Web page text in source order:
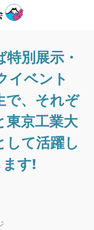
別展示・
イベント
で、それぞ
東京工業大
して活躍し
す!
ー
願い
のお願い
登録
定
定
活動
部活動